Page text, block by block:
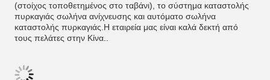
(στοίχος τοποθετημένος στο ταβάνι), το σύστημα καταστολής
πυρκαγιάς σωλήνα ανίχνευσης και αυτόματο σωλήνα
καταστολής πυρκαγιάς.Η εταιρεία μας είναι καλά δεκτή από
τους πελάτες στην Κίνα..